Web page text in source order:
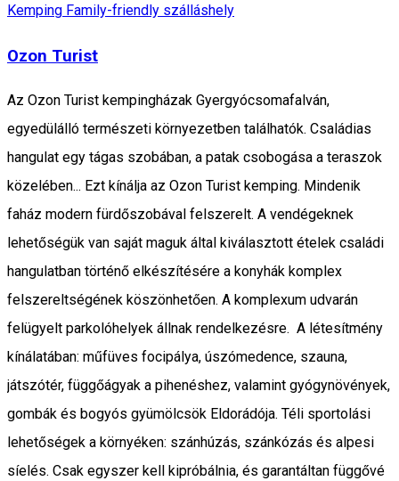
Kemping Family-friendly szálláshely
Ozon Turist
Az Ozon Turist kempingházak Gyergyócsomafalván,
egyedülálló természeti környezetben találhatók. Családias
hangulat egy tágas szobában, a patak csobogása a teraszok
közelében... Ezt kínálja az Ozon Turist kemping. Mindenik
faház modern fürdőszobával felszerelt. A vendégeknek
lehetőségük van saját maguk által kiválasztott ételek családi
hangulatban történő elkészítésére a konyhák komplex
felszereltségének köszönhetően. A komplexum udvarán
felügyelt parkolóhelyek állnak rendelkezésre. A létesítmény
kínálatában: műfüves focipálya, úszómedence, szauna,
játszótér, függőágyak a pihenéshez, valamint gyógynövények,
gombák és bogyós gyümölcsök Eldorádója. Téli sportolási
lehetőségek a környéken: szánhúzás, szánkózás és alpesi
síelés. Csak egyszer kell kipróbálnia, és garantáltan függővé